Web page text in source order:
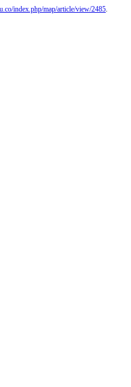
index.php/map/article/view/2485.